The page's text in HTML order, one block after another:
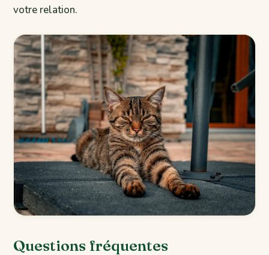
votre relation.
Questions fréquentes